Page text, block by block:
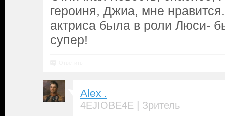
героиня, Джиа, мне
актриса была в роли Люси-
супер!
Alex .
4EJIOBE4E | Зритель